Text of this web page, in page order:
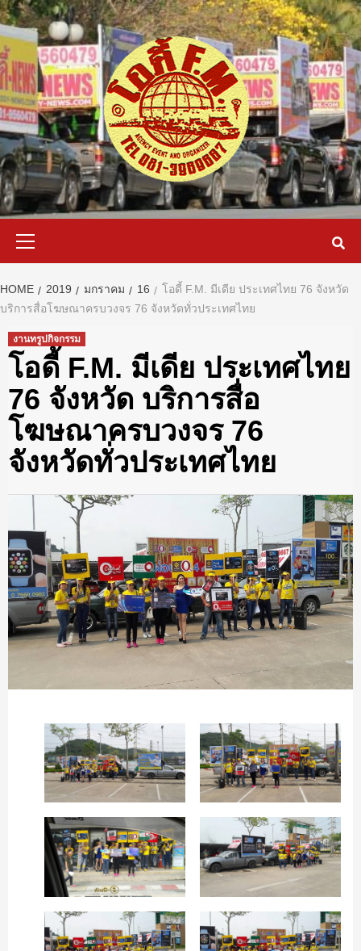
Skip
to
content
HOME 2019 มกราคม 16
โอดี้ F.M. มีเดีย ประเทศไทย 76 จังหวัด
บริการสื่อโฆษณาครบวงจร 76 จังหวัดทั่วประเทศไทย
งานทรูปกิจกรรม
โอดี้ F.M. มีเดีย ประเทศไทย
76 จังหวัด บริการสื่อ
โฆษณาครบวงจร 76
จังหวัดทั่วประเทศไทย